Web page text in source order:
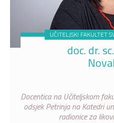
UČITELJSKI FAKULTET
doc. dr.
Docentica na Učiteljskom
odsjek Petrinja na Katedri
radionice za